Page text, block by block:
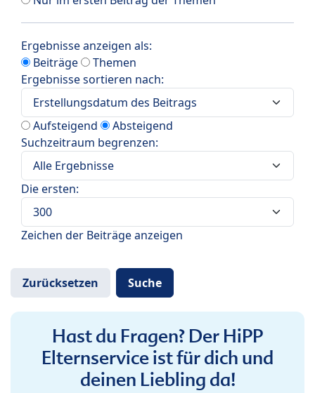
Ergebnisse anzeigen als:
Beiträge
Themen
Ergebnisse sortieren nach:
Aufsteigend
Absteigend
Suchzeitraum begrenzen:
Die ersten:
Zeichen der Beiträge anzeigen
Hast du Fragen? Der HiPP
Elternservice ist für dich und
deinen Liebling da!